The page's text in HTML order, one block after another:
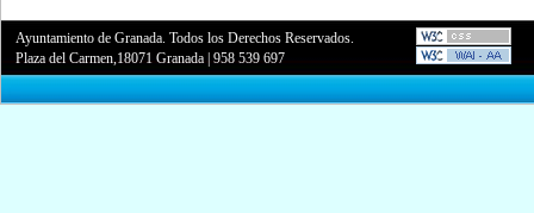
Ayuntamiento de Granada. Todos los Derechos Reservados.
Plaza del Carmen,18071 Granada |958 539 697